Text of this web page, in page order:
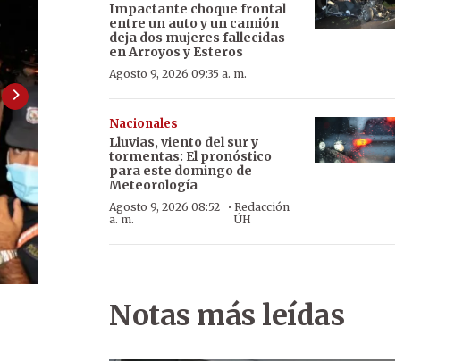
Justicia. El vice hizo campaña con directivos investigados.
Impactante choque frontal
entre un auto y un camión
deja dos mujeres fallecidas
en Arroyos y Esteros
Agosto 9, 2026 09:35 a. m.
Nacionales
Lluvias, viento del sur y
tormentas: El pronóstico
para este domingo de
Meteorología
Agosto 9, 2026 08:52
a. m.
· Redacción
ÚH
Notas más leídas